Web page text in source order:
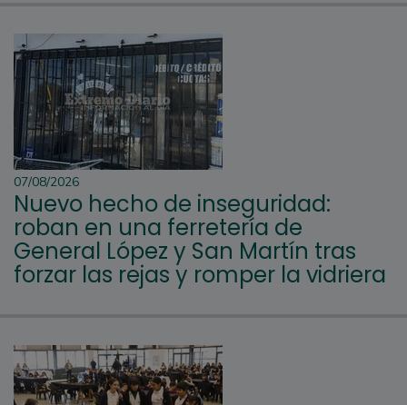
07/08/2026
Nuevo hecho de inseguridad:
roban en una ferretería de
General López y San Martín tras
forzar las rejas y romper la vidriera